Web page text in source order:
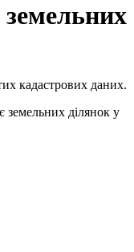
кадастрових даних.
земельних ділянок у